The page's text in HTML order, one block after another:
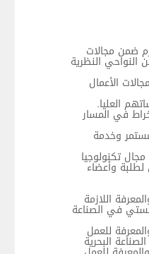
ضمن مجالات
النواحي النظرية
الأعمال
العليا.
في المسار
وخدمة
تكنولوجيا
وأعضاء
اللازمة
في الصناعة
للعمل
البحرية